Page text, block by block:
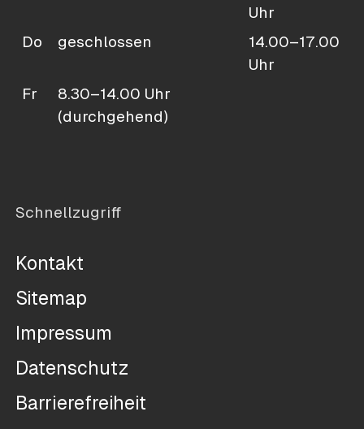
Uhr
Do
geschlossen
14.00–17.00
Uhr
Fr
8.30–14.00 Uhr
(durchgehend)
Schnellzugriff
Kontakt
Sitemap
Impressum
Datenschutz
Barrierefreiheit